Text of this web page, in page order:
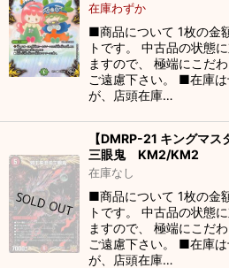
在庫わずか
■商品について 1枚の金
トです。 中古品の状態
ますので、 極端にこだ
ご遠慮下さい。 ■在庫
が、店頭在庫…
【DMRP-21 キングマ
三眼鬼 KM2/KM2
在庫なし
■商品について 1枚の金
トです。 中古品の状態
ますので、 極端にこだ
ご遠慮下さい。 ■在庫
が、店頭在庫…